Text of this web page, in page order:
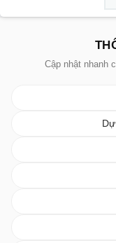
Cập nhật nhanh